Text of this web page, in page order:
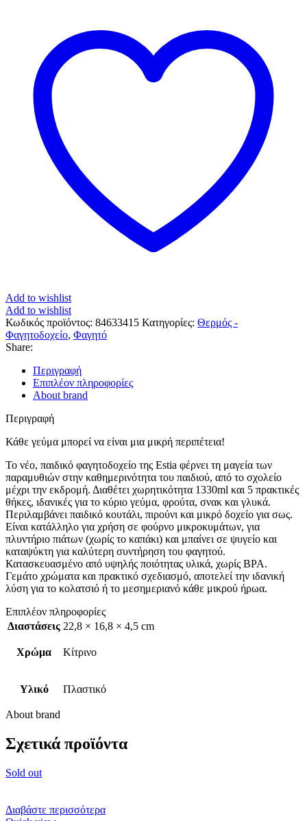
Add to wishlist
Add to wishlist
Κωδικός προϊόντος: 84633415 Κατηγορίες: Θερμός -
Φαγητοδοχείο, Φαγητό
Share:
Περιγραφή
Επιπλέον πληροφορίες
About brand
Περιγραφή
Κάθε γεύμα μπορεί να είναι μια μικρή περιπέτεια!
Το νέο, παιδικό φαγητοδοχείο της Estia φέρνει τη μαγεία των
παραμυθιών στην καθημερινότητα του παιδιού, από το σχολείο
μέχρι την εκδρομή. Διαθέτει χωρητικότητα 1330ml και 5 πρακτικές
θήκες, ιδανικές για το κύριο γεύμα, φρούτα, σνακ και γλυκά.
Περιλαμβάνει παιδικό κουτάλι, πιρούνι και μικρό δοχείο για σως.
Είναι κατάλληλο για χρήση σε φούρνο μικροκυμάτων, για
πλυντήριο πιάτων (χωρίς το καπάκι) και μπαίνει σε ψυγείο και
καταψύκτη για καλύτερη συντήρηση του φαγητού.
Κατασκευασμένο από υψηλής ποιότητας υλικά, χωρίς BPA.
Γεμάτο χρώματα και πρακτικό σχεδιασμό, αποτελεί την ιδανική
λύση για το κολατσιό ή το μεσημεριανό κάθε μικρού ήρωα.
Επιπλέον πληροφορίες
Διαστάσεις 22,8 × 16,8 × 4,5 cm
Χρώμα Κίτρινο
Υλικό Πλαστικό
About brand
Σχετικά προϊόντα
Sold out
Διαβάστε περισσότερα